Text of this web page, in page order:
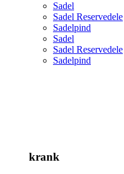
Sadel
Sadel Reservedele
Sadelpind
Sadel
Sadel Reservedele
Sadelpind
krank